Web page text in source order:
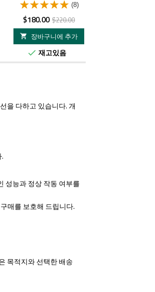
(8)
가
격
$180.00정
상
가
격
$220.00

장바구니에 추가
 재고있음
을 다하고 있습니다. 개
성능과 정상 작동 여부를
매를 보호해 드립니다.
목적지와 선택한 배송